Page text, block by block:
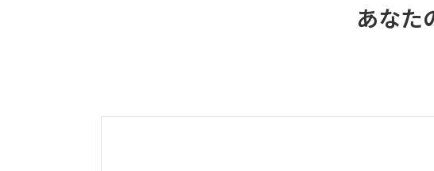
あなた